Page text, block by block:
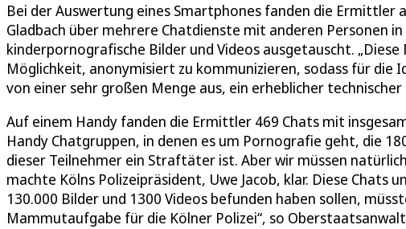
Bei der Auswertung eines Smartphones fanden die Ermittler
Gladbach über mehrere Chatdienste mit anderen Personen
kinderpornografische Bilder und Videos ausgetauscht.
Möglichkeit, anonymisiert zu kommunizieren, sodass für die
von einer sehr großen Menge aus, ein erheblicher
Auf einem Handy fanden die Ermittler 469 Chats mit
Handy Chatgruppen, in denen es um Pornografie geht, die
dieser Teilnehmer ein Straftäter ist. Aber wir müssen
machte Kölns Polizeipräsident, Uwe Jacob, klar. Diese Chats
130.000 Bilder und 1300 Videos befunden haben sollen,
Mammutaufgabe für die Kölner Polizei“, so